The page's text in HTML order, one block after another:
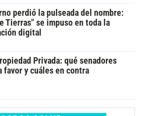
perdió la pulseada del nombre:
Tierras" se impuso en toda la
digital
Privada: qué senadores
favor y cuáles en contra